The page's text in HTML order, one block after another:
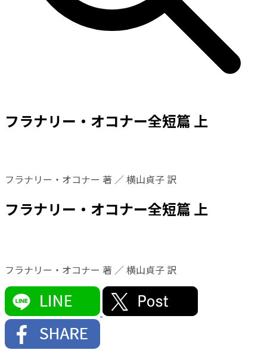
フラナリー・オコナー全短篇 上
フラナリー・オコナー 著 ／ 横山貞子 訳
フラナリー・オコナー全短篇 上
フラナリー・オコナー 著 ／ 横山貞子 訳